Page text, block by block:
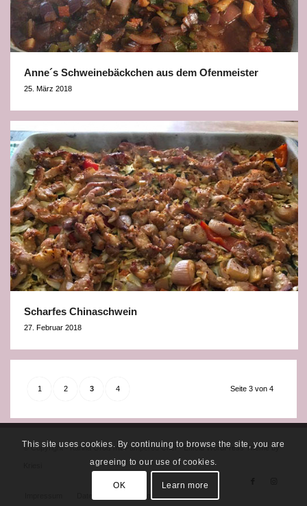
Anne´s Schweinebäckchen aus dem Ofenmeister
25. März 2018
Scharfes Chinaschwein
27. Februar 2018
Seite 3 von 4
1 2 3 4
© Copyright - Karina Groß mit Pampered Chef -Enfold WordPress Theme by
This site uses cookies. By continuing to browse the site, you are
agreeing to our use of cookies.
OK Learn more